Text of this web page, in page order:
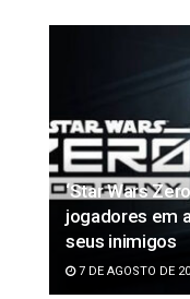
‘Star Wars
jogadores em
seus inimigos
7 DE AGOSTO DE